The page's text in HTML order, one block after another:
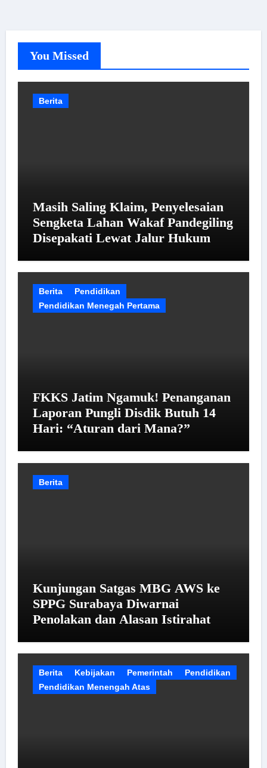
You Missed
Berita
Masih Saling Klaim, Penyelesaian
Sengketa Lahan Wakaf Pandegiling
Disepakati Lewat Jalur Hukum
Berita
Pendidikan
Pendidikan Menegah Pertama
FKKS Jatim Ngamuk! Penanganan
Laporan Pungli Disdik Butuh 14
Hari: “Aturan dari Mana?”
Berita
Kunjungan Satgas MBG AWS ke
SPPG Surabaya Diwarnai
Penolakan dan Alasan Istirahat
Berita Kebijakan Pemerintah
Pendidikan
Pendidikan Menengah Atas